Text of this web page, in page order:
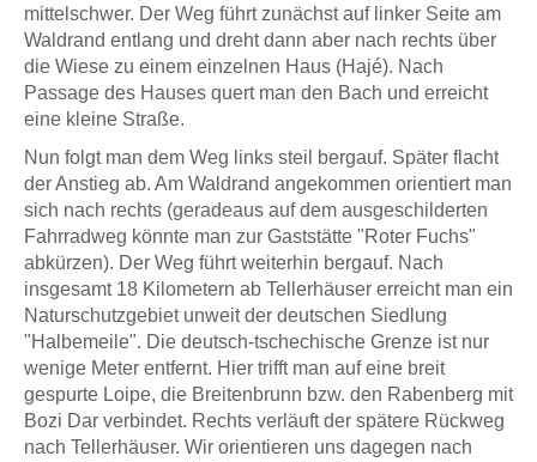
mittelschwer. Der Weg führt zunächst auf linker Seite am
Waldrand entlang und dreht dann aber nach rechts über
die Wiese zu einem einzelnen Haus (Hajé). Nach
Passage des Hauses quert man den Bach und erreicht
eine kleine Straße.
Nun folgt man dem Weg links steil bergauf. Später flacht
der Anstieg ab. Am Waldrand angekommen orientiert man
sich nach rechts (geradeaus auf dem ausgeschilderten
Fahrradweg könnte man zur Gaststätte "Roter Fuchs"
abkürzen). Der Weg führt weiterhin bergauf. Nach
insgesamt 18 Kilometern ab Tellerhäuser erreicht man ein
Naturschutzgebiet unweit der deutschen Siedlung
"Halbemeile". Die deutsch-tschechische Grenze ist nur
wenige Meter entfernt. Hier trifft man auf eine breit
gespurte Loipe, die Breitenbrunn bzw. den Rabenberg mit
Bozi Dar verbindet. Rechts verläuft der spätere Rückweg
nach Tellerhäuser. Wir orientieren uns dagegen nach